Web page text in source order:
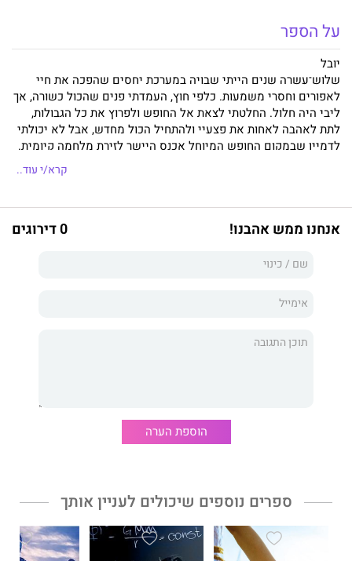
על הספר
יובל
שלוש־עשרה שנים הייתי שבויה במערכת יחסים שהפכה את חיי
לאפורים וחסרי משמעות. כלפי חוץ, העמדתי פנים שהכול כשורה, אך
ליבי היה חלול. החלטתי לצאת אל החופש ולפרוץ את כל הגבולות,
לתת לאהבה לאחות את פצעיי ולהתחיל הכול מחדש, אבל לא יכולתי
לדמיין שבמקום החופש המיוחל אכנס היישר לזירת מלחמה קיומית.
מצאתי את עצמי בודד בין ארבעה קירות עם ראש עמוס במחשבות
בתחילת לימודי תואר ראשון. לא יכולתי לדמיין ולו לרגע
שלי בשנייה אחת.
בזירה אחת מאת הסופרת אלכסה פיי הוא הספר השני בסדרת
הזירות.
מוסכמות בין אישה בוגרת וגבר צעיר ומתאר התמודדות עם דילמות
קרא/י עוד..
אנחנו ממש אהבנו! 0 דירוגים
הוספת הערה
ספרים נוספים שיכולים לעניין אותך